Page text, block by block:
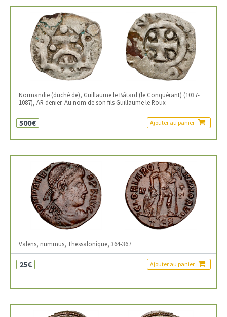
Normandie (duché de), Guillaume le Bâtard (le Conquérant) (1037-
1087), AR denier. Au nom de son fils Guillaume le Roux
500€ Ajouter au panier
Valens, nummus, Thessalonique, 364-367
25€ Ajouter au panier